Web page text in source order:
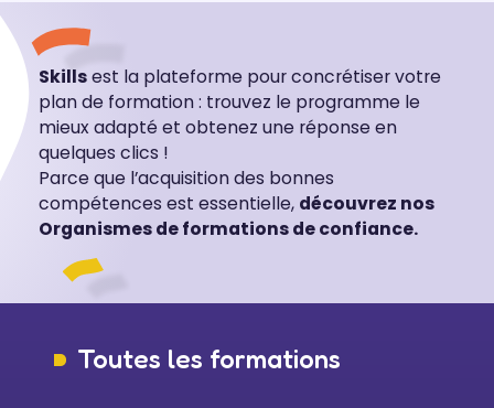
Skillsest la plateforme pour concrétiser votre
plan de formation : trouvez le programme le
mieux adapté et obtenez une réponse en
quelques clics !
Parce que l’acquisition des bonnes
compétences est essentielle, découvrez nos
Organismes de formations de confiance.
Toutes les formations